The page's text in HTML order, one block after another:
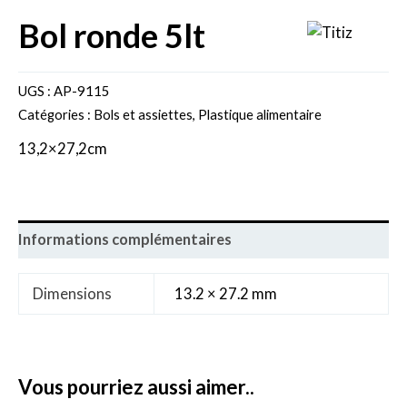
bol ronde 5lt
UGS : AP-9115
Catégories : Bols et assiettes, Plastique alimentaire
13,2×27,2cm
Informations complémentaires
Dimensions 13.2 × 27.2 mm
vous pourriez aussi aimer..